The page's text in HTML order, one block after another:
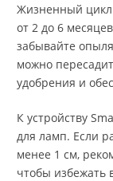
Жизненный цикл
от 2 до 6
забывайте
можно
удобрения и
К устройству
для ламп. Если
менее 1 см,
чтобы избежать